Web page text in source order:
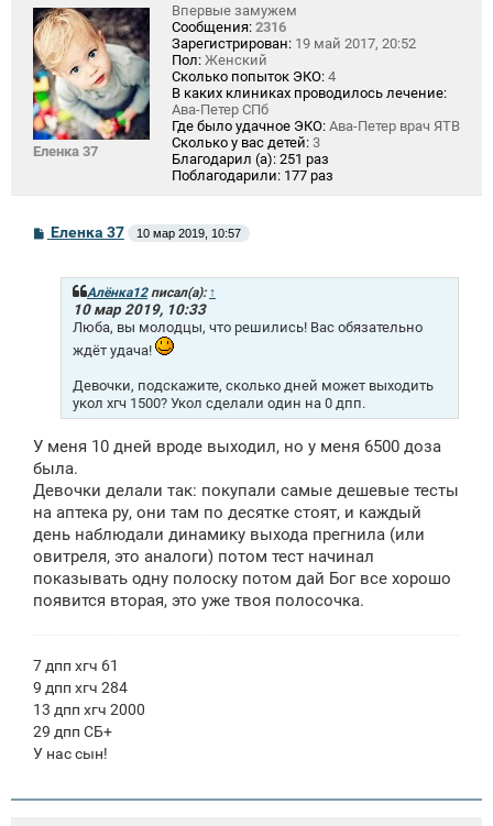
Еленка 37
Впервые замужем
Сообщения: 2316
Зарегистрирован: 19 май 2017, 20:52
Пол: Женский
Сколько попыток ЭКО: 4
В каких клиниках проводилось лечение:
Ава-Петер СПб
Где было удачное ЭКО: Ава-Петер врач ЯТВ
Сколько у вас детей: 3
Благодарил (а): 251 раз
Поблагодарили: 177 раз
С
о
Еленка 37 10 мар 2019, 10:57
Алёнка12писал(а): ↑
10 мар 2019, 10:33
Люба, вы молодцы, что решились! Вас обязательно
ждёт удача!
Девочки, подскажите, сколько дней может выходить
укол хгч 1500? Укол сделали один на 0 дпп.
У меня 10 дней вроде выходил, но у меня 6500 доза
была.
Девочки делали так: покупали самые дешевые тесты
на аптека ру, они там по десятке стоят, и каждый
день наблюдали динамику выхода прегнила (или
овитреля, это аналоги) потом тест начинал
показывать одну полоску потом дай Бог все хорошо
появится вторая, это уже твоя полосочка.
7 дпп хгч 61
9 дпп хгч 284
13 дпп хгч 2000
29 дпп СБ+
У нас сын!